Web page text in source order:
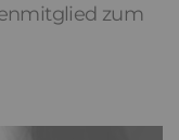
zum